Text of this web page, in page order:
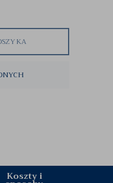
Koszty i